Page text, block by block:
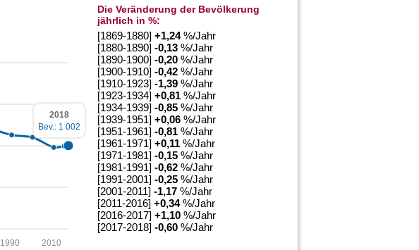
2010
1990
2018
Bev.: 1 002
Die Veränderung der Bevölkerung
jährlich in %:
[1869-1880]+1,24%/Jahr
[1880-1890]-0,13 %/Jahr
[1890-1900]-0,20 %/Jahr
[1900-1910]-0,42 %/Jahr
[1910-1923]-1,39 %/Jahr
[1923-1934]+0,81 %/Jahr
[1934-1939]-0,85 %/Jahr
[1939-1951]+0,06 %/Jahr
[1951-1961]-0,81 %/Jahr
[1961-1971]+0,11 %/Jahr
[1971-1981]-0,15 %/Jahr
[1981-1991]-0,62 %/Jahr
[1991-2001]-0,25 %/Jahr
[2001-2011]-1,17 %/Jahr
[2011-2016]+0,34%/Jahr
[2016-2017]+1,10 %/Jahr
[2017-2018]-0,60 %/Jahr